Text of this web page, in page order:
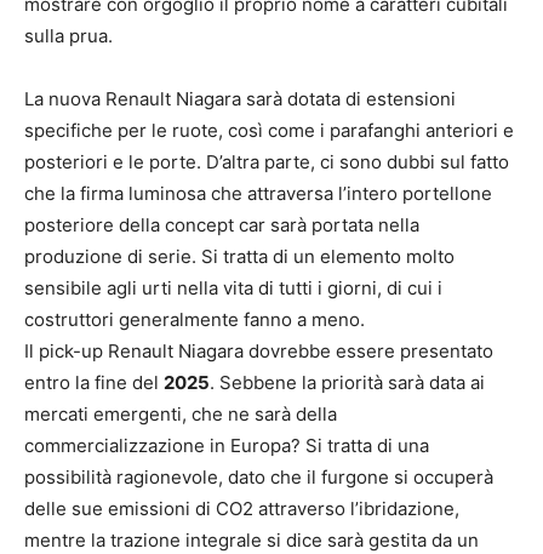
mostrare con orgoglio il proprio nome a caratteri cubitali
sulla prua.
La nuova Renault Niagara sarà dotata di estensioni
specifiche per le ruote, così come i parafanghi anteriori e
posteriori e le porte. D’altra parte, ci sono dubbi sul fatto
che la firma luminosa che attraversa l’intero portellone
posteriore della concept car sarà portata nella
produzione di serie. Si tratta di un elemento molto
sensibile agli urti nella vita di tutti i giorni, di cui i
costruttori generalmente fanno a meno.
Il pick-up Renault Niagara dovrebbe essere presentato
entro la fine del 2025. Sebbene la priorità sarà data ai
mercati emergenti, che ne sarà della
commercializzazione in Europa? Si tratta di una
possibilità ragionevole, dato che il furgone si occuperà
delle sue emissioni di CO2 attraverso l’ibridazione,
mentre la trazione integrale si dice sarà gestita da un